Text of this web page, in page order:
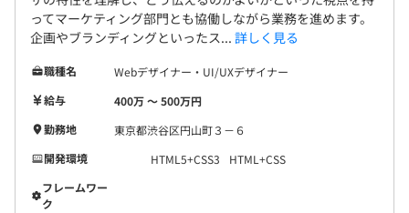
ってマーケティング部門とも協働しながら業務を進めます。
企画やブランディングといったス... 詳しく見る
職種名
Webデザイナー・UI/UXデザイナー
給与
400万 〜 500万円
勤務地
東京都渋谷区円山町３－６
開発環境
HTML5+CSS3
HTML+CSS
フレームワー
ク